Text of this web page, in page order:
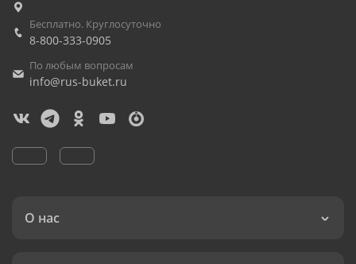
Бесплатно. Круглосуточно
8-800-333-0905
По любым вопросам
info@rus-buket.ru
О нас